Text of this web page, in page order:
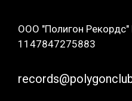
ООО "Полигон
1147847275883